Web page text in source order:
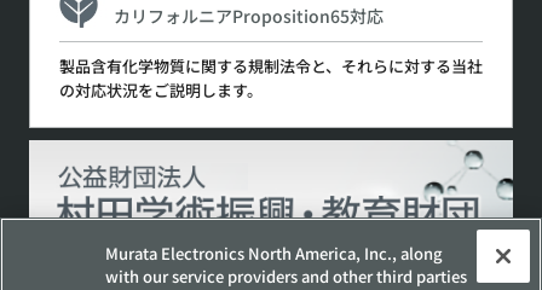
カリフォルニアProposition65対応
製品含有化学物質に関する規制法令と、それらに対する当社
の対応状況をご説明します。
Murata Electronics North America, Inc., along
with our service providers and other third parties